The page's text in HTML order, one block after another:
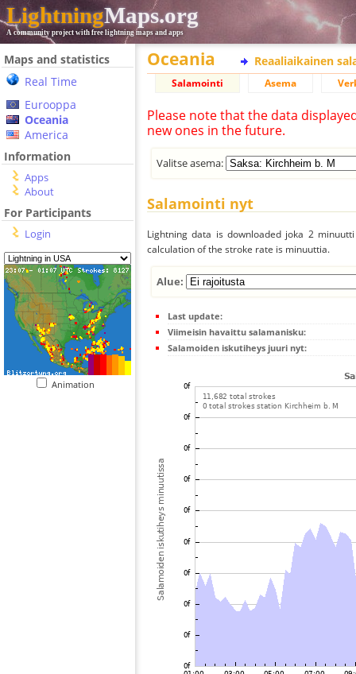
LightningMaps.org
A community project with free lightning maps and apps
Maps and statistics
Real Time
Eurooppa
Oceania
America
Information
Apps
About
For Participants
Login
Animation
Oceania Reaaliaikainen
Salamointi Asema
Please note that the data
new ones in the future.
Valitse asema:
Salamointi nyt
Lightning data is downloaded joka 2
calculation of the stroke rate is minuuttia.
Alue:
Last update:
Viimeisin havaittu salamanisku:
Salamoiden iskutiheys juuri nyt: